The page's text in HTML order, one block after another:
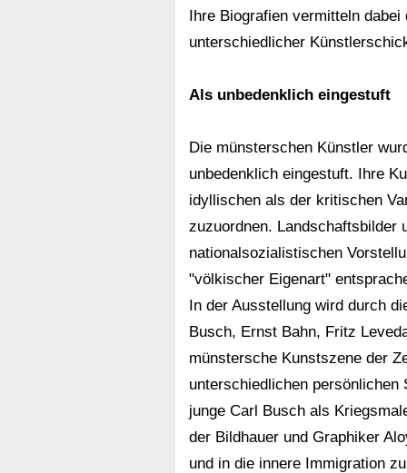
Ihre Biografien vermitteln dabei
unterschiedlicher
Als unbedenklich eingestuft
Die münsterschen Künstler
unbedenklich eingestuft. Ihre
idyllischen als der kritischen
zuzuordnen. Landschaftsbilder
nationalsozialistischen
"völkischer Eigenart"
In der Ausstellung wird durch
Busch, Ernst Bahn, Fritz
münstersche Kunstszene der
unterschiedlichen persönlichen
junge Carl Busch als
der Bildhauer und Graphiker
und in die innere Immigration